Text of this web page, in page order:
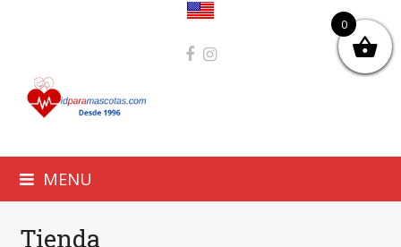
Facebook
Instagram
MENU
Tienda
0